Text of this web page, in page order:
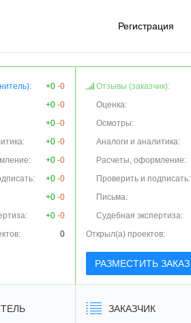
Регистрация
+0 -0
+0 -0
+0 -0
+0 -0
+0 -0
+0 -0
+0 -0
+0 -0
0
Отзывы (заказчик):
Оценка:
Осмотры:
Аналоги и аналитика:
Расчеты, оформление:
Проверить и подписать:
Письма:
Судебная экспертиза:
Открыл(а) проектов:
РАЗМЕСТИТЬ ЗАКАЗ
ЗАКАЗЧИК